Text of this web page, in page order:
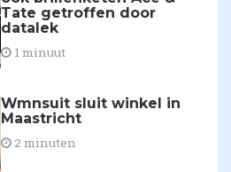
Tate getroffen door
datalek
1 minuut
Wmnsuit sluit winkel in
Maastricht
2 minuten